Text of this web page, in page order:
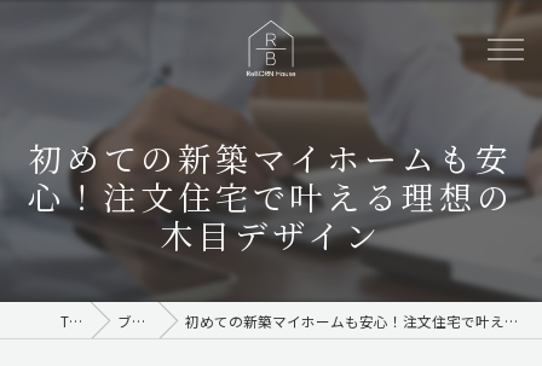
初めての新築マイホームも安
心！注文住宅で叶える理想の
木目デザイン
TOP ブログ 初めての新築マイホームも安心！注文住宅で叶える理想の木目デザイン